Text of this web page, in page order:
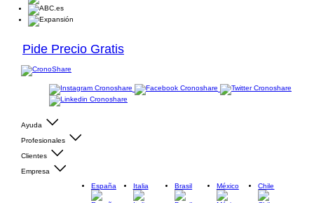
Pide Precio Gratis
Ayuda
Profesionales
Clientes
Empresa
España
Italia Brasil México Chile